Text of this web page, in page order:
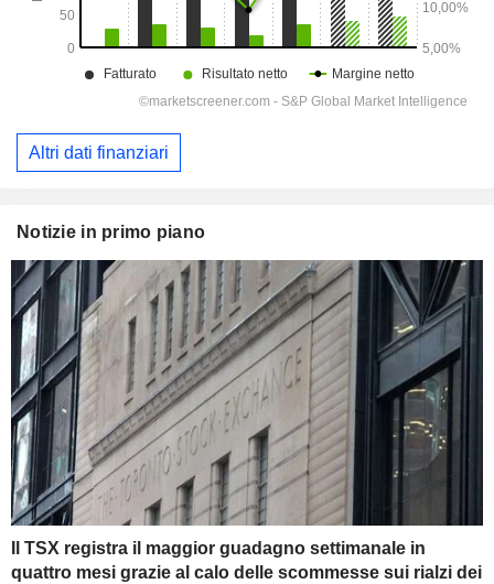
Altri dati finanziari
Notizie in primo piano
Il TSX registra il maggior guadagno settimanale in
quattro mesi grazie al calo delle scommesse sui rialzi dei